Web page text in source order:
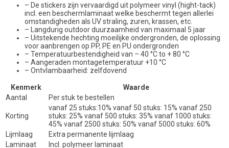
– De stickers zijn vervaardigd uit polymeer vinyl (hight-tack)
incl. een beschermlaminaat welke beschermt tegen allerlei
omstandigheden als UV straling, zuren, krassen, etc.
– Langdurig outdoor duurzaamheid van maximaal 5 jaar
– Uitstekende hechting moeilijke ondergronden, de oplossing
voor aanbrengen op PP, PE en PU ondergronden
– Temperatuurbestendigheid van – 40 °C to + 80 °C
– Aangeraden montagetemperatuur +10 °C
– Ontvlambaarheid: zelfdovend
Kenmerk
Waarde
Aantal
Per stuk te bestellen
Korting
vanaf 25 stuks:10% vanaf 50 stuks: 15% vanaf 250
stuks: 25% vanaf 500 stuks: 35% vanaf 1000 stuks:
45% vanaf 2500 stuks: 50% vanaf 5000 stuks: 60%
Lijmlaag
Extra permanente lijmlaag
Laminaat
Incl. polymeer laminaat